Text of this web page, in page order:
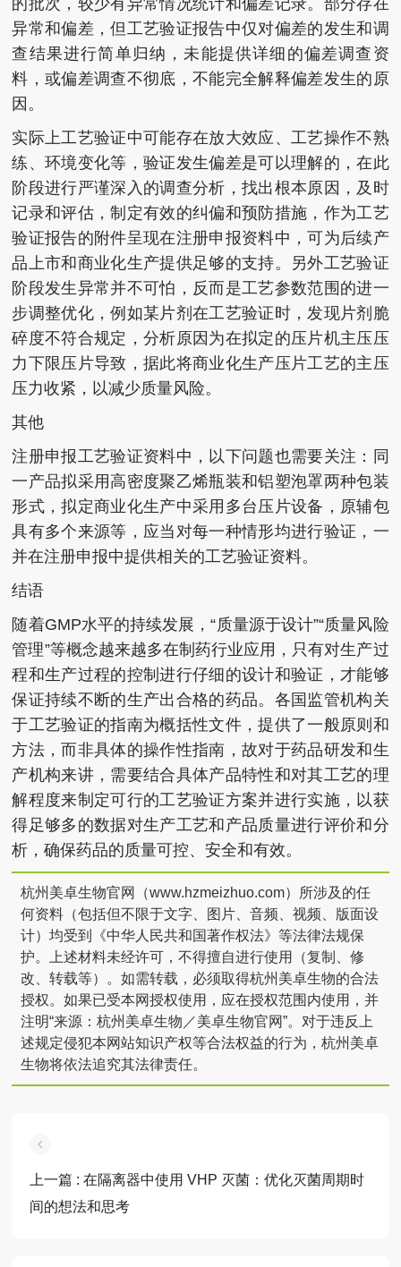
的批次，较少有异常情况统计和偏差记录。部分存在
异常和偏差，但工艺验证报告中仅对偏差的发生和调
查结果进行简单归纳，未能提供详细的偏差调查资
料，或偏差调查不彻底，不能完全解释偏差发生的原
因。
实际上工艺验证中可能存在放大效应、工艺操作不熟
练、环境变化等，验证发生偏差是可以理解的，在此
阶段进行严谨深入的调查分析，找出根本原因，及时
记录和评估，制定有效的纠偏和预防措施，作为工艺
验证报告的附件呈现在注册申报资料中，可为后续产
品上市和商业化生产提供足够的支持。另外工艺验证
阶段发生异常并不可怕，反而是工艺参数范围的进一
步调整优化，例如某片剂在工艺验证时，发现片剂脆
碎度不符合规定，分析原因为在拟定的压片机主压压
力下限压片导致，据此将商业化生产压片工艺的主压
压力收紧，以减少质量风险。
其他
注册申报工艺验证资料中，以下问题也需要关注：同
一产品拟采用高密度聚乙烯瓶装和铝塑泡罩两种包装
形式，拟定商业化生产中采用多台压片设备，原辅包
具有多个来源等，应当对每一种情形均进行验证，一
并在注册申报中提供相关的工艺验证资料。
结语
随着GMP水平的持续发展，“质量源于设计”“质量风险
管理”等概念越来越多在制药行业应用，只有对生产过
程和生产过程的控制进行仔细的设计和验证，才能够
保证持续不断的生产出合格的药品。各国监管机构关
于工艺验证的指南为概括性文件，提供了一般原则和
方法，而非具体的操作性指南，故对于药品研发和生
产机构来讲，需要结合具体产品特性和对其工艺的理
解程度来制定可行的工艺验证方案并进行实施，以获
得足够多的数据对生产工艺和产品质量进行评价和分
析，确保药品的质量可控、安全和有效。
杭州美卓生物官网（www.hzmeizhuo.com）所涉及的任
何资料（包括但不限于文字、图片、音频、视频、版面设
计）均受到《中华人民共和国著作权法》等法律法规保
护。上述材料未经许可，不得擅自进行使用（复制、修
改、转载等）。如需转载，必须取得杭州美卓生物的合法
授权。如果已受本网授权使用，应在授权范围内使用，并
注明“来源：杭州美卓生物／美卓生物官网”。对于违反上
述规定侵犯本网站知识产权等合法权益的行为，杭州美卓
生物将依法追究其法律责任。
上一篇 : 在隔离器中使用 VHP 灭菌：优化灭菌周期时
间的想法和思考